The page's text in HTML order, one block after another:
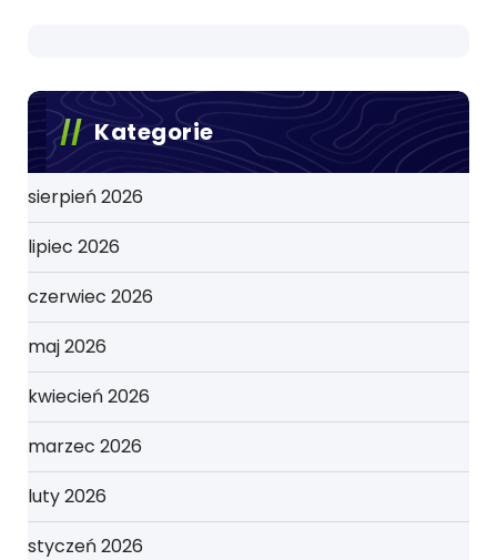
Kategorie
sierpień 2026
lipiec 2026
czerwiec 2026
maj 2026
kwiecień 2026
marzec 2026
luty 2026
styczeń 2026